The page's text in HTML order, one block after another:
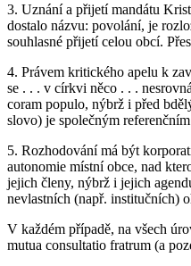
3. Uznání a přijetí mandátu
dostalo názvu: povolání, je
souhlasné přijetí celou obcí.
4. Právem kritického apelu k
se . . . v církvi něco . . .
coram populo, nýbrž i před
slovo) je společným
5. Rozhodování má být
autonomie místní obce, nad
jejich členy, nýbrž i jejich
nevlastních (např. institučních)
V každém případě, na všech
mutua consultatio fratrum (a